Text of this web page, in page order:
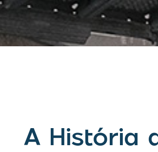
A História